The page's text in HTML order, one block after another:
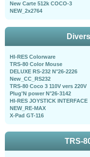
New Carte 512k COCO-3
NEW_2x2764
HI-RES Colorware
TRS-80 Color Mouse
DELUXE RS-232 N°26-2226
New_CC_RS232
TRS-80 Coco 3 110V vers 220V
Plug'N power N°26-3142
HI-RES JOYSTICK INTERFACE
NEW_RE-MAX
X-Pad GT-116
TRS-